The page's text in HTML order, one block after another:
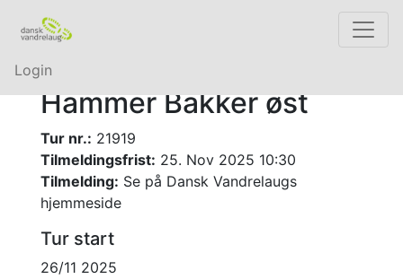
Login
Hammer Bakker øst
Tur nr.: 21919
Tilmeldingsfrist: 25. Nov 2025 10:30
Tilmelding: Se på Dansk Vandrelaugs
hjemmeside
Tur start
26/11 2025